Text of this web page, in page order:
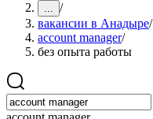
... /
вакансии в Анадыре/
account manager/
без опыта работы